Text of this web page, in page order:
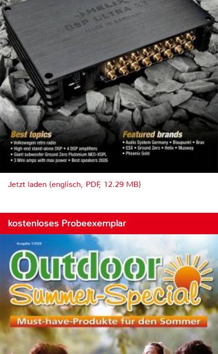
Jetzt laden (englisch, PDF, 12.29 MB)
kostenloses Probeexemplar